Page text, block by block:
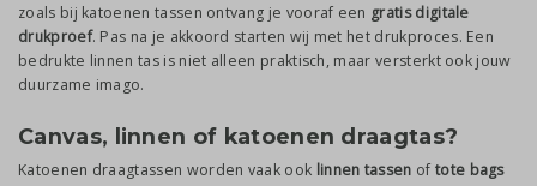
zoals bij katoenen tassen ontvang je vooraf een gratis digitale
drukproef. Pas na je akkoord starten wij met het drukproces. Een
bedrukte linnen tas is niet alleen praktisch, maar versterkt ook jouw
duurzame imago.
Canvas, linnen of katoenen draagtas?
Katoenen draagtassen worden vaak ook linnen tassen of tote bags